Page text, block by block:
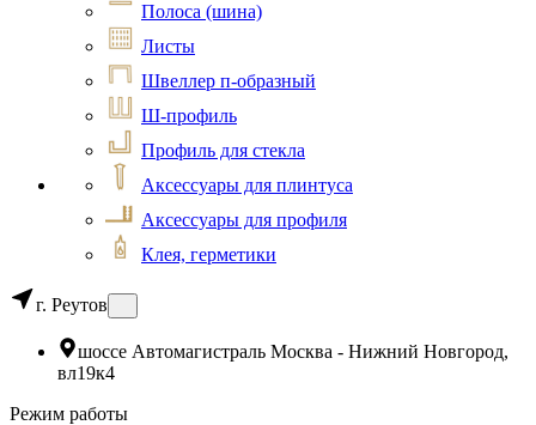
Полоса (шина)
Листы
Швеллер п-образный
Ш-профиль
Профиль для стекла
Аксессуары для плинтуса
Аксессуары для профиля
Клея, герметики
г. Реутов
шоссе Автомагистраль Москва - Нижний Новгород,
вл19к4
Режим работы